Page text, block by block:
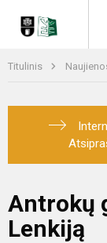
Titulinis
Antrokų
Lenkiją